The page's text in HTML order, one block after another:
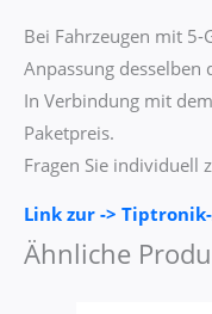
Bei Fahrzeugen mit
Anpassung desselben
In Verbindung mit
Paketpreis.
Fragen Sie individuell
Link zur ->
Ähnliche